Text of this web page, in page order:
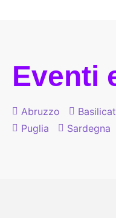
Eventi
Abruzzo
Puglia
Sardegna